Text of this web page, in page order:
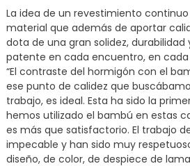
La idea de un revestimiento
material que además de aportar
dota de una gran solidez,
patente en cada encuentro, en
“El contraste del hormigón con el
ese punto de calidez que
trabajo, es ideal. Esta ha sido la
hemos utilizado el bambú en estas
es más que satisfactorio. El trabajo
impecable y han sido muy
diseño, de color, de despiece de